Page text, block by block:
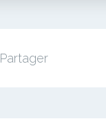
Partager